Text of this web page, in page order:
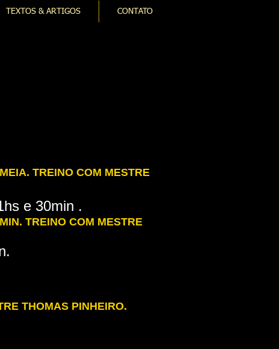
TEXTOS & ARTIGOS CONTATO
TREINO COM MESTRE
e 30min .
TREINO COM MESTRE
THOMAS PINHEIRO.